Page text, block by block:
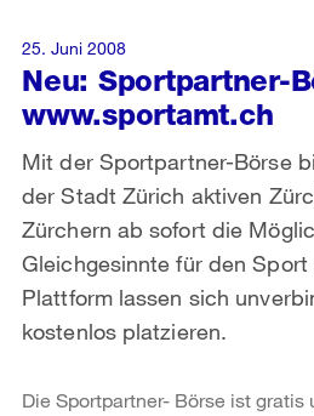
Neu: Sportpartner-
www.sportamt.ch
Mit der Sportpartner-Börse
der Stadt Zürich aktiven
Zürchern ab sofort die
Gleichgesinnte für den
Plattform lassen sich
kostenlos platzieren.
25. Juni 2008
Die Sportpartner- Börse ist